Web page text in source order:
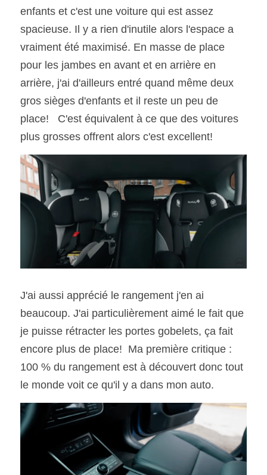
enfants et c'est une voiture qui est assez
spacieuse. Il y a rien d'inutile alors l'espace a
vraiment été maximisé. En masse de place
pour les jambes en avant et en arrière en
arrière, j'ai d'ailleurs entré quand même deux
gros sièges d'enfants et il reste un peu de
place!   C'est équivalent à ce que des voitures
plus grosses offrent alors c'est excellent!
J'ai aussi apprécié le rangement j'en ai
beaucoup. J'ai particulièrement aimé le fait que
je puisse rétracter les portes gobelets, ça fait
encore plus de place!  Ma première critique :
100 % du rangement est à découvert donc tout
le monde voit ce qu'il y a dans mon auto.